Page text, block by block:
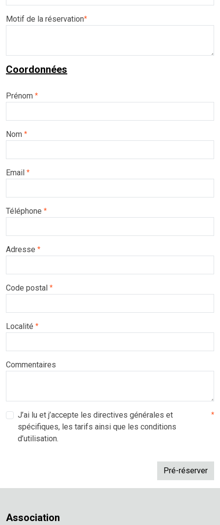
Motif de la réservation*
Coordonnées
Prénom *
Nom *
Email *
Téléphone *
Adresse *
Code postal *
Localité *
Commentaires
J’ai lu et j’accepte les directives générales et
spécifiques, les tarifs ainsi que les conditions
d’utilisation.
*
Association